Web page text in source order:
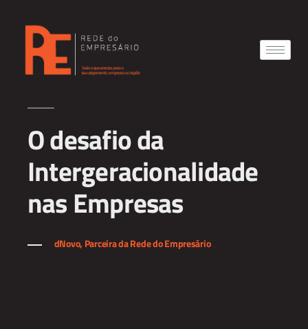
O desafio da
Intergeracionalidade
nas Empresas
dNovo, Parceira da Rede do Empresário